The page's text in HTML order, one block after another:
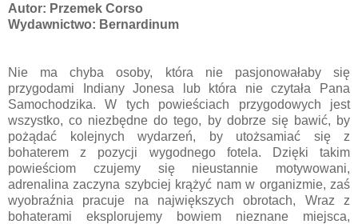
Autor: Przemek Corso
Wydawnictwo: Bernardinum
Nie ma chyba osoby, która nie pasjonowałaby się
przygodami Indiany Jonesa lub która nie czytała Pana
Samochodzika. W tych powieściach przygodowych jest
wszystko, co niezbędne do tego, by dobrze się bawić, by
pożądać kolejnych wydarzeń, by utożsamiać się z
bohaterem z pozycji wygodnego fotela. Dzięki takim
powieściom czujemy się nieustannie motywowani,
adrenalina zaczyna szybciej krążyć nam w organizmie, zaś
wyobraźnia pracuje na największych obrotach, Wraz z
bohaterami eksplorujemy bowiem nieznane miejsca,